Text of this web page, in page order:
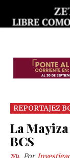
REPORTAJEZ
La
BCS